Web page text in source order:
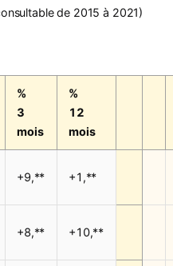
de 2015 à 2021)
%
3
mois
%
12
mois
+9,** +1,**
+8,** +10,**